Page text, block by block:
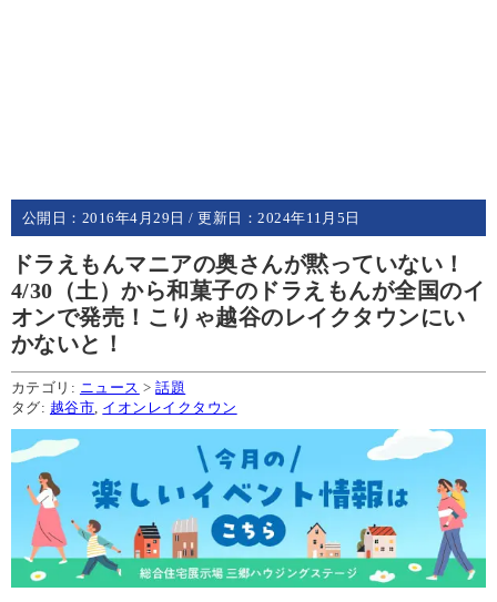
公開日： 2016年4月29日 / 更新日：2024年11月5日
ドラえもんマニアの奥さんが黙っていない！
4/30（土）から和菓子のドラえもんが全国のイ
オンで発売！こりゃ越谷のレイクタウンにい
かないと！
カテゴリ: ニュース >話題
タグ: 越谷市, イオンレイクタウン